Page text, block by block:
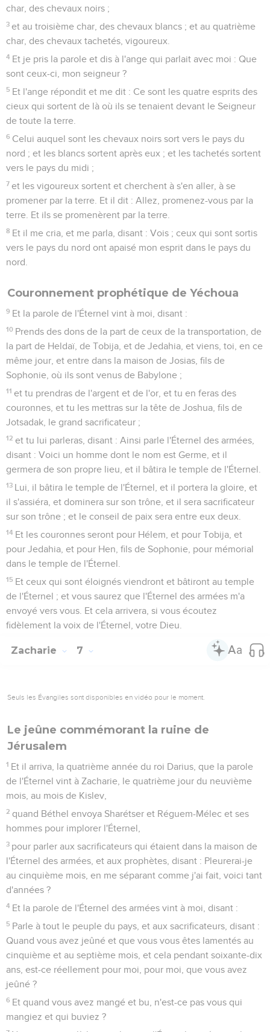
char, des chevaux noirs ;
3 et au troisième char, des chevaux blancs ; et au quatrième
char, des chevaux tachetés, vigoureux.
4 Et je pris la parole et dis à l'ange qui parlait avec moi : Que
sont ceux-ci, mon seigneur ?
5 Et l'ange répondit et me dit : Ce sont les quatre esprits des
cieux qui sortent de là où ils se tenaient devant le Seigneur
de toute la terre.
6 Celui auquel sont les chevaux noirs sort vers le pays du
nord ; et les blancs sortent après eux ; et les tachetés sortent
vers le pays du midi ;
7 et les vigoureux sortent et cherchent à s'en aller, à se
promener par la terre. Et il dit : Allez, promenez-vous par la
terre. Et ils se promenèrent par la terre.
8 Et il me cria, et me parla, disant : Vois ; ceux qui sont sortis
vers le pays du nord ont apaisé mon esprit dans le pays du
nord.
Couronnement prophétique de Yéchoua
9 Et la parole de l'Éternel vint à moi, disant :
10 Prends des dons de la part de ceux de la transportation, de
la part de Heldaï, de Tobija, et de Jedahia, et viens, toi, en ce
même jour, et entre dans la maison de Josias, fils de
Sophonie, où ils sont venus de Babylone ;
11 et tu prendras de l'argent et de l'or, et tu en feras des
couronnes, et tu les mettras sur la tête de Joshua, fils de
Jotsadak, le grand sacrificateur ;
12 et tu lui parleras, disant : Ainsi parle l'Éternel des armées,
disant : Voici un homme dont le nom est Germe, et il
germera de son propre lieu, et il bâtira le temple de l'Éternel.
13 Lui, il bâtira le temple de l'Éternel, et il portera la gloire, et
il s'assiéra, et dominera sur son trône, et il sera sacrificateur
sur son trône ; et le conseil de paix sera entre eux deux.
14 Et les couronnes seront pour Hélem, et pour Tobija, et
pour Jedahia, et pour Hen, fils de Sophonie, pour mémorial
dans le temple de l'Éternel.
15 Et ceux qui sont éloignés viendront et bâtiront au temple
de l'Éternel ; et vous saurez que l'Éternel des armées m'a
envoyé vers vous. Et cela arrivera, si vous écoutez
fidèlement la voix de l'Éternel, votre Dieu.
Zacharie 7
Seuls les Évangiles sont disponibles en vidéo pour le moment.
Le jeûne commémorant la ruine de
Jérusalem
1 Et il arriva, la quatrième année du roi Darius, que la parole
de l'Éternel vint à Zacharie, le quatrième jour du neuvième
mois, au mois de Kislev,
2 quand Béthel envoya Sharétser et Réguem-Mélec et ses
hommes pour implorer l'Éternel,
3 pour parler aux sacrificateurs qui étaient dans la maison de
l'Éternel des armées, et aux prophètes, disant : Pleurerai-je
au cinquième mois, en me séparant comme j'ai fait, voici tant
d'années ?
4 Et la parole de l'Éternel des armées vint à moi, disant :
5 Parle à tout le peuple du pays, et aux sacrificateurs, disant :
Quand vous avez jeûné et que vous vous êtes lamentés au
cinquième et au septième mois, et cela pendant soixante-dix
ans, est-ce réellement pour moi, pour moi, que vous avez
jeûné ?
6 Et quand vous avez mangé et bu, n'est-ce pas vous qui
mangiez et qui buviez ?